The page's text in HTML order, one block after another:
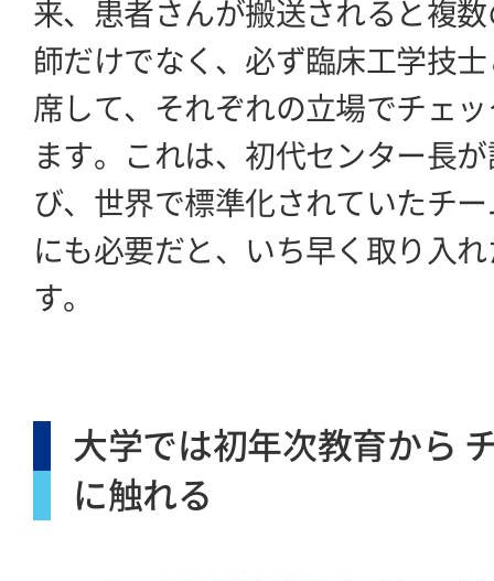
来、患者さんが搬送されると複
師だけでなく、必ず臨床工学技
席して、それぞれの立場でチェ
ます。これは、初代センター長
び、世界で標準化されていたチ
にも必要だと、いち早く取り入
す。
大学では初年次教育から
に触れる